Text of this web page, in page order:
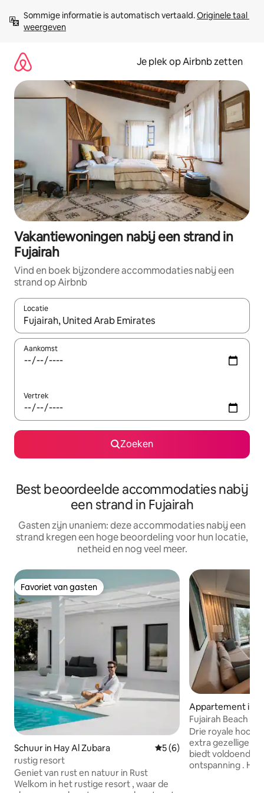
direct
naar
Sommige informatie is automatisch vertaald. Originele taal
weergeven
Je plek op Airbnb zetten
Vakantiewoningen nabij een strand in
Fujairah
Vind en boek bijzondere accommodaties nabij een
strand op Airbnb
Locatie
Wanneer er resultaten beschikbaar zijn, maak je een keuze
Aankomst
Vertrek
Zoeken
Best beoordeelde accommodaties nabij
een strand in Fujairah
Gasten zijn unaniem: deze accommodaties nabij een
strand kregen een hoge beoordeling voor hun locatie,
netheid en nog veel meer.
Favoriet van gasten
Favoriet van gasten
Schuur in Hay Al Zubara Gemiddelde beoordeling
5 (6)
rustig resort
Geniet van rust en natuur in Rust
Welkom in het rustige resort , waar de
Appartement in
Fujairah Beach
Drie royale
extra gezellige
biedt voldoende
ontspanning .